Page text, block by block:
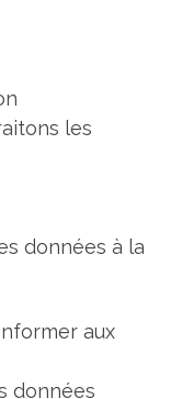
les
données à la
aux
données